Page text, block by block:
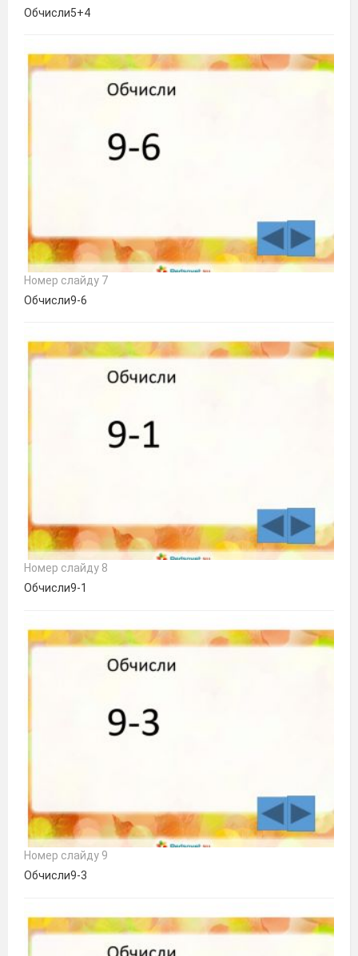
Обчисли5+4
Номер слайду 7
Обчисли9-6
Номер слайду 8
Обчисли9-1
Номер слайду 9
Обчисли9-3